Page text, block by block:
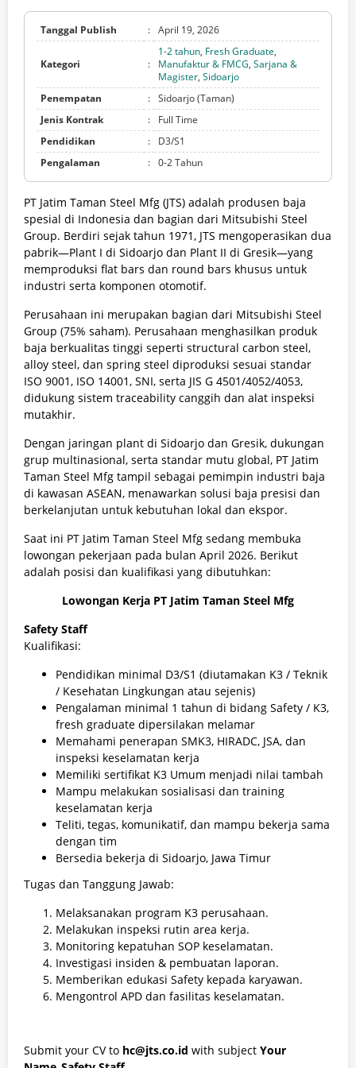
Tanggal Publish : April 19, 2026
Kategori :
1-2 tahun, Fresh Graduate,
Manufaktur & FMCG, Sarjana &
Magister, Sidoarjo
Penempatan
: Sidoarjo (Taman)
Jenis Kontrak
:
Full Time
Pendidikan
:
D3/S1
Pengalaman
: 0-2 Tahun
PT Jatim Taman Steel Mfg (JTS) adalah produsen baja
spesial di Indonesia dan bagian dari Mitsubishi Steel
Group. Berdiri sejak tahun 1971, JTS mengoperasikan dua
pabrik—Plant I di Sidoarjo dan Plant II di Gresik—yang
memproduksi flat bars dan round bars khusus untuk
industri serta komponen otomotif.
Perusahaan ini merupakan bagian dari Mitsubishi Steel
Group (75% saham). Perusahaan menghasilkan produk
baja berkualitas tinggi seperti structural carbon steel,
alloy steel, dan spring steel diproduksi sesuai standar
ISO 9001, ISO 14001, SNI, serta JIS G 4501/4052/4053,
didukung sistem traceability canggih dan alat inspeksi
mutakhir.
Dengan jaringan plant di Sidoarjo dan Gresik, dukungan
grup multinasional, serta standar mutu global, PT Jatim
Taman Steel Mfg tampil sebagai pemimpin industri baja
di kawasan ASEAN, menawarkan solusi baja presisi dan
berkelanjutan untuk kebutuhan lokal dan ekspor.
Saat ini PT Jatim Taman Steel Mfg sedang membuka
lowongan pekerjaan pada bulan April 2026. Berikut
adalah posisi dan kualifikasi yang dibutuhkan:
Lowongan Kerja PT Jatim Taman Steel Mfg
Safety Staff
Kualifikasi:
Pendidikan minimal D3/S1 (diutamakan K3 / Teknik
/ Kesehatan Lingkungan atau sejenis)
Pengalaman minimal 1 tahun di bidang Safety / K3,
fresh graduate dipersilakan melamar
Memahami penerapan SMK3, HIRADC, JSA, dan
inspeksi keselamatan kerja
Memiliki sertifikat K3 Umum menjadi nilai tambah
Mampu melakukan sosialisasi dan training
keselamatan kerja
Teliti, tegas, komunikatif, dan mampu bekerja sama
dengan tim
Bersedia bekerja di Sidoarjo, Jawa Timur
Tugas dan Tanggung Jawab:
Melaksanakan program K3 perusahaan.
Melakukan inspeksi rutin area kerja.
Monitoring kepatuhan SOP keselamatan.
Investigasi insiden & pembuatan laporan.
Memberikan edukasi Safety kepada karyawan.
Mengontrol APD dan fasilitas keselamatan.
Submit your CV to hc@jts.co.id with subject Your